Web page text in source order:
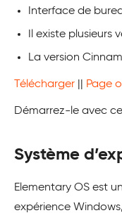
Interface de
Il existe plusieurs
La version
Télécharger Page
Démarrez-le avec
Système
Elementary OS est
expérience